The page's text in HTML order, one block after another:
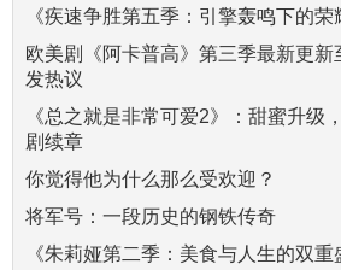
《疾速争胜第五季：引擎轰鸣下的荣
欧美剧《阿卡普高》第三季最新更新
发热议
《总之就是非常可爱2》：甜蜜升级
剧续章
你觉得他为什么那么受欢迎？
将军号：一段历史的钢铁传奇
《朱莉娅第二季：美食与人生的双重